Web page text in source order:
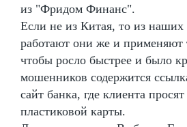
из "Фридом Финанс".
Если не из Китая, то из наших
работают они же и применяют
чтобы росло быстрее и было
мошенников содержится
сайт банка, где клиента
пластиковой карты.